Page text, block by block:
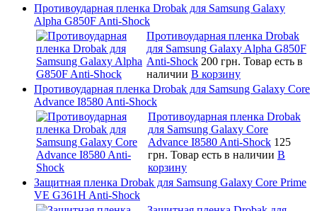
Противоударная пленка Drobak для Samsung Galaxy
Alpha G850F Anti-Shock
Противоударная пленка Drobak
для Samsung Galaxy Alpha G850F
Anti-Shock 200 грн. Товар есть в
наличии В корзину
Противоударная пленка Drobak для Samsung Galaxy Core
Advance I8580 Anti-Shock
Противоударная пленка Drobak
для Samsung Galaxy Core
Advance I8580 Anti-Shock 125
грн. Товар есть в наличии В
корзину
Защитная пленка Drobak для Samsung Galaxy Core Prime
VE G361H Anti-Shock